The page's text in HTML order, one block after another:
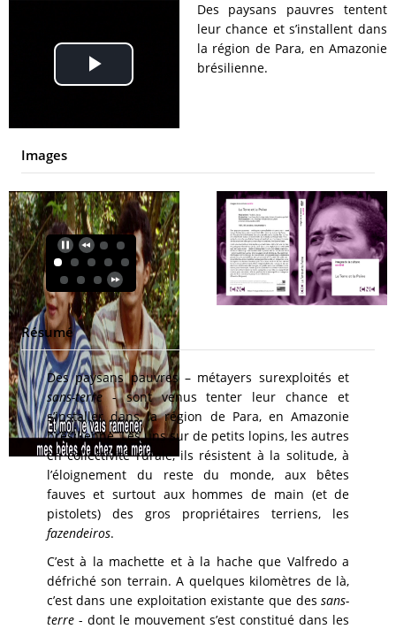
Play
Video
Des paysans pauvres tentent
leur chance et s’installent dans
la région de Para, en Amazonie
brésilienne.
Images
Résumé
Des paysans pauvres – métayers surexploités et
sans-terre- sont venus tenter leur chance et
s’installer dans la région de Para, en Amazonie
brésilienne. Les uns sur de petits lopins, les autres
en collectivité rurale, ils résistent à la solitude, à
l’éloignement du reste du monde, aux bêtes
fauves et surtout aux hommes de main (et de
pistolets) des gros propriétaires terriens, les
fazendeiros.
C’est à la machette et à la hache que Valfredo a
défriché son terrain. A quelques kilomètres de là,
c’est dans une exploitation existante que dessans-
terre- dont le mouvement s’est constitué dans les